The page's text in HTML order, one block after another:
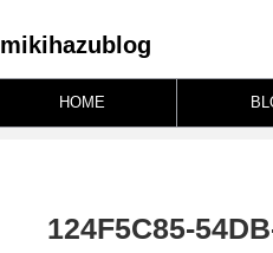
mikihazublog
HOME
124F5C85-